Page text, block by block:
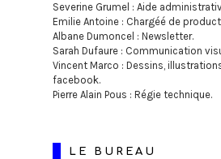
Severine Grumel : Aide
Emilie Antoine : Chargéé de
Albane Dumoncel : Newsletter.
Sarah Dufaure : Communication
Vincent Marco : Dessins,
facebook.
Pierre Alain Pous : Régie technique.
LE BUREAU